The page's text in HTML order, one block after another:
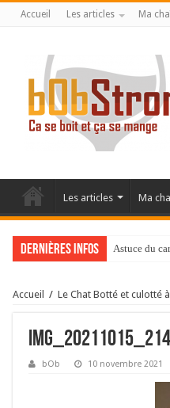
Accueil Les articles Ma
Les articles Ma
Dernières infos Astuce du
Accueil / Le Chat Botté et culotté
bOb 10 novembre 2021